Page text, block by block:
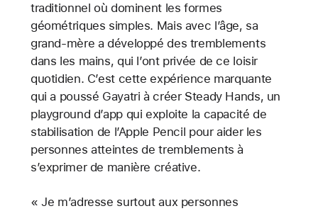
traditionnel où dominent les formes
géométriques simples. Mais avec l’âge, sa
grand-mère a développé des tremblements
dans les mains, qui l’ont privée de ce loisir
quotidien. C’est cette expérience marquante
qui a poussé Gayatri à créer Steady Hands, un
playground d’app qui exploite la capacité de
stabilisation de l’Apple Pencil pour aider les
personnes atteintes de tremblements à
s’exprimer de manière créative.
« Je m’adresse surtout aux personnes